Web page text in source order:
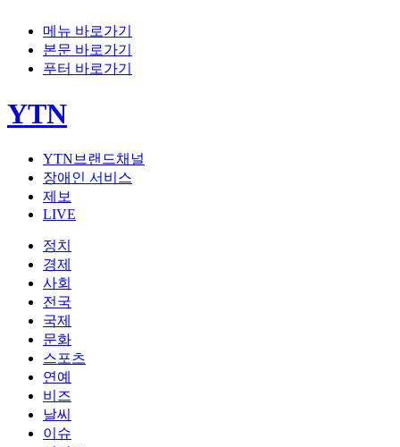
메뉴 바로가기
본문 바로가기
푸터 바로가기
YTN
YTN브랜드채널
장애인 서비스
제보
LIVE
정치
경제
사회
전국
국제
문화
스포츠
연예
비즈
날씨
이슈